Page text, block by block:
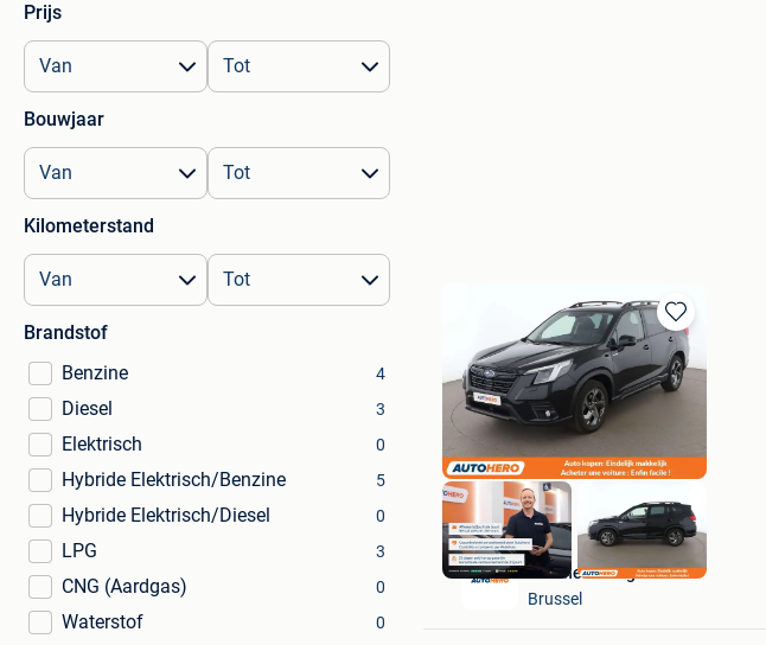
Prijs
Bouwjaar
Kilometerstand
Brandstof
Benzine
4
Diesel 3
Elektrisch 0
Hybride Elektrisch/Benzine 5
Hybride Elektrisch/Diesel 0
LPG 3
CNG (Aardgas) 0
Waterstof 0
Bewaren
Mijn
Favorieten
Autohero België
Brussel